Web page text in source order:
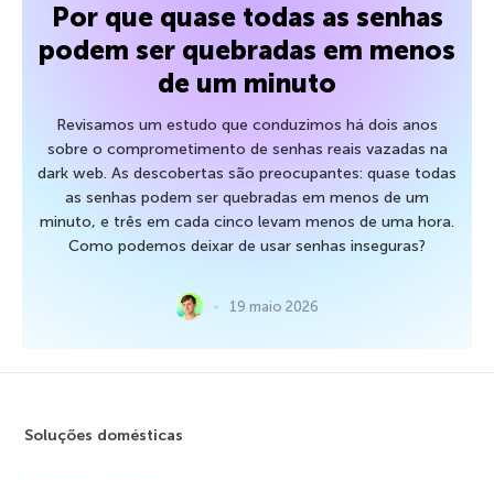
Por que quase todas as senhas
podem ser quebradas em menos
de um minuto
Revisamos um estudo que conduzimos há dois anos
sobre o comprometimento de senhas reais vazadas na
dark web. As descobertas são preocupantes: quase todas
as senhas podem ser quebradas em menos de um
minuto, e três em cada cinco levam menos de uma hora.
Como podemos deixar de usar senhas inseguras?
19 maio 2026
Soluções domésticas